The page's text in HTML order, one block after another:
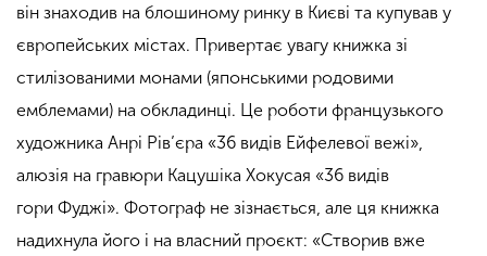
він знаходив на блошиному ринку в Києві та купував у
європейських містах. Привертає увагу книжка зі
стилізованими монами (японськими родовими
емблемами) на обкладинці. Це роботи французького
художника Анрі Рів’єра «36 видів Ейфелевої вежі»,
алюзія на гравюри Кацушіка Хокусая «36 видів
гори Фуджі». Фотограф не зізнається, але ця книжка
надихнула його і на власний проєкт: «Створив вже